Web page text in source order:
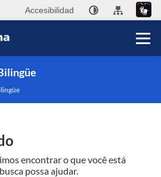
Accesibilidad
encontrar o que você está
possa ajudar.